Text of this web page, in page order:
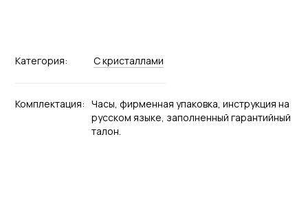
Категория: С кристаллами
Комплектация: Часы, фирменная упаковка, инструкция на
русском языке, заполненный гарантийный
талон.